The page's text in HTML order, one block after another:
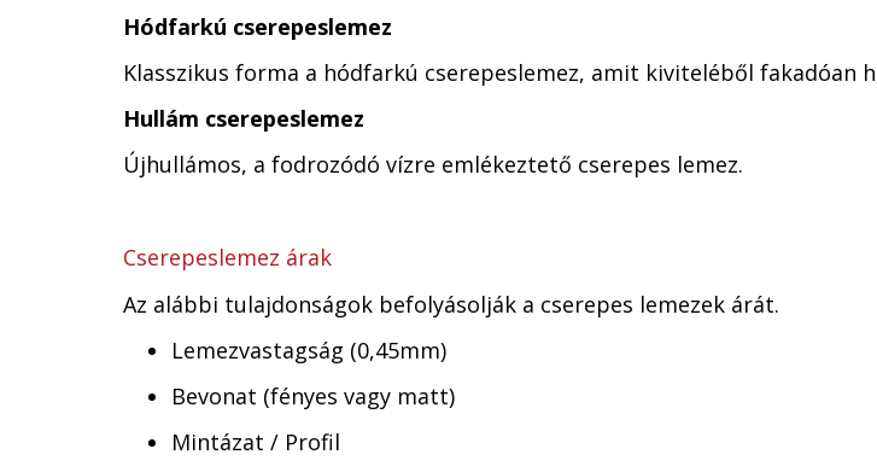
Hódfarkú cserepeslemez
Klasszikus forma a hódfarkú cserepeslemez, amit kiviteléből fakadóan
Hullám cserepeslemez
Újhullámos, a fodrozódó vízre emlékeztető cserepes lemez.
Cserepeslemez árak
Az alábbi tulajdonságok befolyásolják a cserepes lemezek árát.
Lemezvastagság (0,45mm)
Bevonat (fényes vagy matt)
Mintázat / Profil